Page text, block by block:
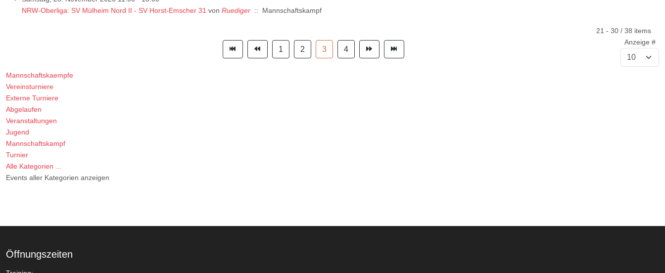
NRW-Oberliga: SV Mülheim Nord II - SV Horst-Emscher 31 von Ruediger :: Mannschaftskampf
21 - 30 / 38 items
Anzeige #
1 2 3 4
Mannschaftskaempfe
Vereinsturniere
Externe Turniere
Abgelaufen
Veranstaltungen
Jugend
Mannschaftskampf
Turnier
Alle Kategorien ...
Events aller Kategorien anzeigen
Öffnungszeiten